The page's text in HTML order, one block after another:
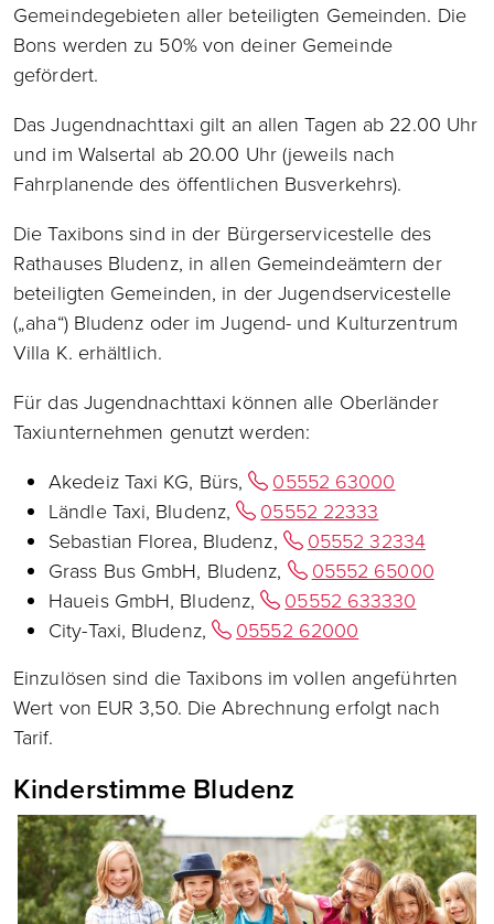
Gemeindegebieten aller beteiligten Gemeinden. Die
Bons werden zu 50% von deiner Gemeinde
gefördert.
Das Jugendnachttaxi gilt an allen Tagen ab 22.00 Uhr
und im Walsertal ab 20.00 Uhr (jeweils nach
Fahrplanende des öffentlichen Busverkehrs).
Die Taxibons sind in der Bürgerservicestelle des
Rathauses Bludenz, in allen Gemeindeämtern der
beteiligten Gemeinden, in der Jugendservicestelle
(„aha“) Bludenz oder im Jugend- und Kulturzentrum
Villa K. erhältlich.
Für das Jugendnachttaxi können alle Oberländer
Taxiunternehmen genutzt werden:
Akedeiz Taxi KG, Bürs,
05552 63000
Ländle Taxi, Bludenz,
05552 22333
Sebastian Florea, Bludenz,
05552 32334
Grass Bus GmbH, Bludenz,
05552 65000
Haueis GmbH, Bludenz,
05552 633330
City-Taxi, Bludenz,
05552 62000
Einzulösen sind die Taxibons im vollen angeführten
Wert von EUR 3,50. Die Abrechnung erfolgt nach
Tarif.
Kinderstimme Bludenz